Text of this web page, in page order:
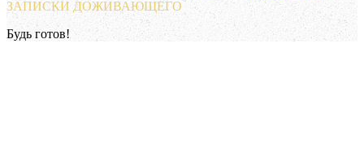
ЗАПИСКИ ДОЖИВАЮЩЕГО
Будь готов!